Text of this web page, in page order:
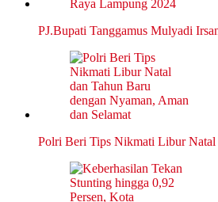
PJ.Bupati Tanggamus Mulyadi
Polri Beri Tips Nikmati Libur